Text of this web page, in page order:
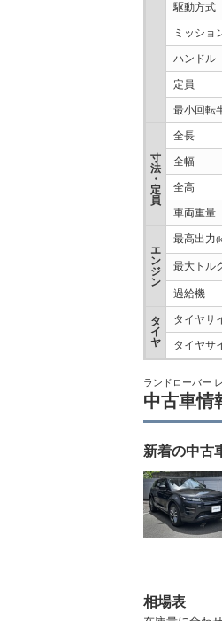
駆動方式
ミッショ
ハンドル
定員
最小回転
寸
法
・
定
員
全長
全幅
全高
車両重量
エ
ン
ジ
ン
最高出力
最大トル
過給機
タ
イ
ヤ
タイヤサ
タイヤサ
ランドローバー
中古車情
新着の中古
相場表